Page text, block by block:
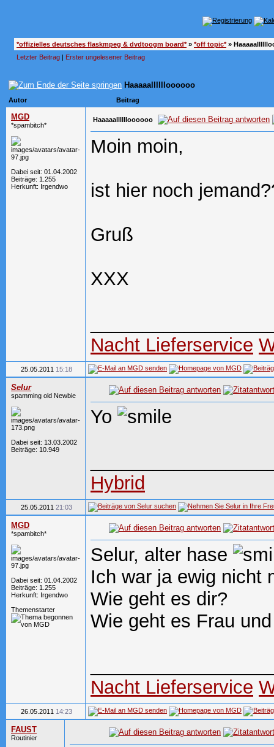
*offizielles deutsches flaskmpeg & dvdtoogm board*» *off topic*»
Letzter Beitrag | Erster ungelesener Beitrag
Haaaaalllllloooooo
Autor Beitrag
MGD
*spambitch*
Dabei seit: 01.04.2002
Beiträge: 1.255
Herkunft: Irgendwo
Haaaaalllllloooooo
Moin moin,
ist hier noch
Gruß
XXX
Nacht Lieferservice
25.05.2011 15:18
Selur
spamming old Newbie
Dabei seit: 13.03.2002
Beiträge: 10.949
Yo
Hybrid
25.05.2011 21:03
MGD
*spambitch*
Dabei seit: 01.04.2002
Beiträge: 1.255
Herkunft: Irgendwo
Themenstarter
Selur, alter hase
Ich war ja ewig nicht
Wie geht es dir?
Wie geht es Frau
Nacht Lieferservice
26.05.2011 14:23
FAUST
Routinier